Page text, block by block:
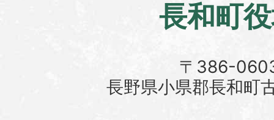
長和町
〒386-
長野県小県郡長和町